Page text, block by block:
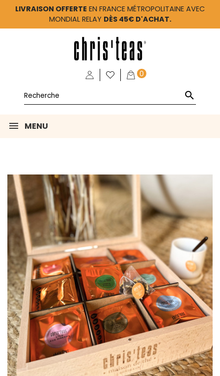
LIVRAISON OFFERTE EN FRANCE MÉTROPOLITAINE AVEC
MONDIAL RELAY DÈS 45€ D'ACHAT.
0

MENU